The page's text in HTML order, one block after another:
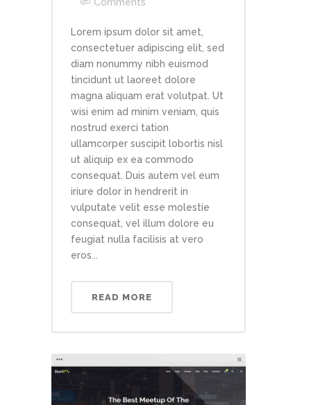
Lorem ipsum dolor sit amet,
consectetuer adipiscing elit, sed
diam nonummy nibh euismod
tincidunt ut laoreet dolore
magna aliquam erat volutpat. Ut
wisi enim ad minim veniam, quis
nostrud exerci tation
ullamcorper suscipit lobortis nisl
ut aliquip ex ea commodo
consequat. Duis autem vel eum
iriure dolor in hendrerit in
vulputate velit esse molestie
consequat, vel illum dolore eu
feugiat nulla facilisis at vero
eros...
READ MORE